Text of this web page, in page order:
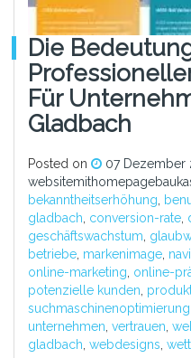
Die
Für
Gladbach
Posted on 07 Dezember
bekanntheitserhöhung
gladbach conversion-rate
geschäftswachstum
betriebe markenimage
online-marketing online-
potenzielle kunden
unternehmen vertrauen
gladbach webdesigns